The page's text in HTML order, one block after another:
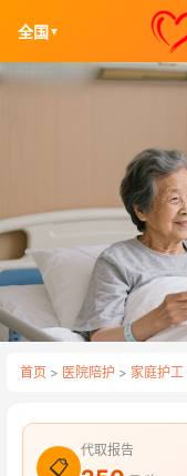
全国 ▼
首页 > 医院陪护 > 家庭护工
📋
代取报告